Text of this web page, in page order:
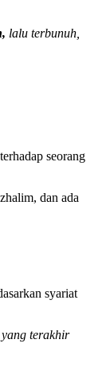
lalu terbunuh,
seorang
dan ada
syariat
terakhir